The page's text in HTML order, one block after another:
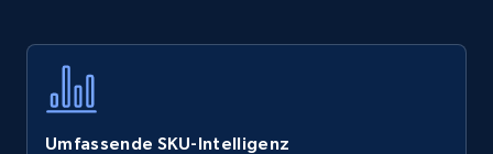
Umfassende SKU-Intelligenz